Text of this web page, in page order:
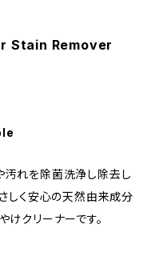
Stain Remover
汚れを除菌洗浄し除去し
さしく安心の天然由来成分
けクリーナーです。